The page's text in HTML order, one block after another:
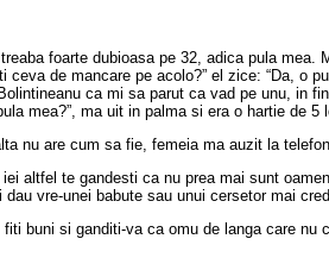
foarte dubioasa pe 32, adica pula
ceva de mancare pe acolo?” el zice: “Da, o
ca mi sa parut ca vad pe unu, in
mea?”, ma uit in palma si era o hartie de
nu are cum sa fie, femeia ma auzit la
altfel te gandesti ca nu prea mai sunt
dau vre-unei babute sau unui cersetor mai
buni si ganditi-va ca omu de langa care